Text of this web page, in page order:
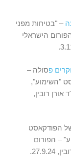
– "בטיחות מפני
הישראלי
פסולה –
"השימוע",
רובין,
חלק 3 של הפודקאסט
– הפורום